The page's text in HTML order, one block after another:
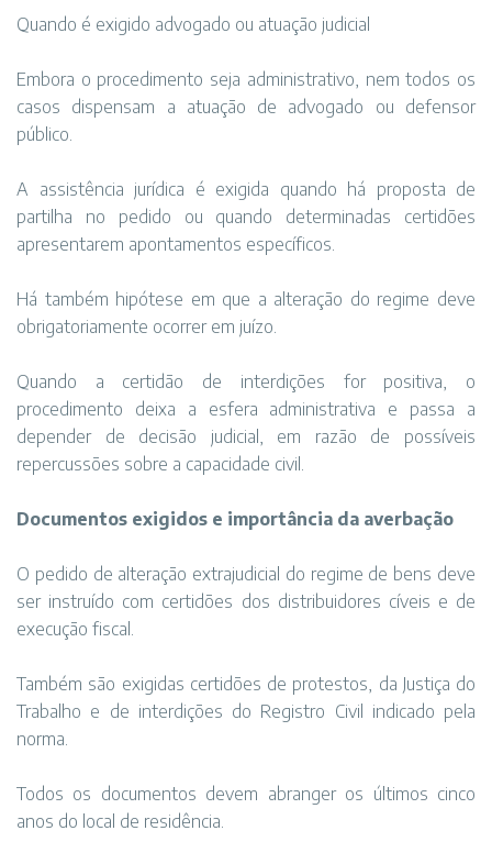
Quando é exigido advogado ou atuação judicial
Embora o procedimento seja administrativo, nem todos os
casos dispensam a atuação de advogado ou defensor
público.
A assistência jurídica é exigida quando há proposta de
partilha no pedido ou quando determinadas certidões
apresentarem apontamentos específicos.
Há também hipótese em que a alteração do regime deve
obrigatoriamente ocorrer em juízo.
Quando a certidão de interdições for positiva, o
procedimento deixa a esfera administrativa e passa a
depender de decisão judicial, em razão de possíveis
repercussões sobre a capacidade civil.
Documentos exigidos e importância da averbação
O pedido de alteração extrajudicial do regime de bens deve
ser instruído com certidões dos distribuidores cíveis e de
execução fiscal.
Também são exigidas certidões de protestos, da Justiça do
Trabalho e de interdições do Registro Civil indicado pela
norma.
Todos os documentos devem abranger os últimos cinco
anos do local de residência.